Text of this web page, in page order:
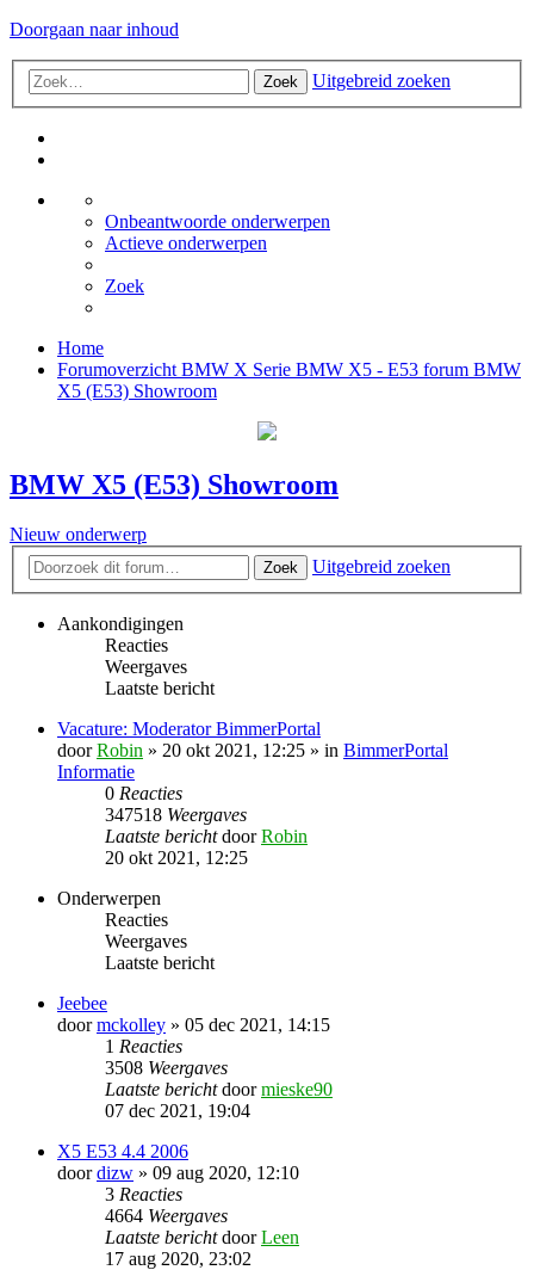
Doorgaan naar inhoud
Zoek Uitgebreid zoeken
Onbeantwoorde onderwerpen
Actieve onderwerpen
Zoek
Home
Forumoverzicht BMW X Serie BMW X5 - E53 forum BMW
X5 (E53) Showroom
BMW X5 (E53) Showroom
Nieuw onderwerp
Zoek Uitgebreid zoeken
Aankondigingen
Reacties
Weergaves
Laatste bericht
Vacature: Moderator BimmerPortal
doorRobin » 20 okt 2021, 12:25 » in BimmerPortal
Informatie
0 Reacties
347518 Weergaves
Laatste berichtdoorRobin
20 okt 2021, 12:25
Onderwerpen
Reacties
Weergaves
Laatste bericht
Jeebee
doormckolley » 05 dec 2021, 14:15
1 Reacties
3508 Weergaves
Laatste berichtdoormieske90
07 dec 2021, 19:04
X5 E53 4.4 2006
doordizw » 09 aug 2020, 12:10
3 Reacties
4664 Weergaves
Laatste berichtdoorLeen
17 aug 2020, 23:02